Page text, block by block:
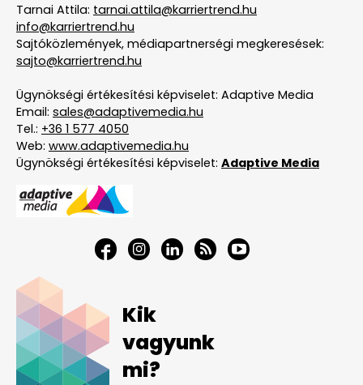
Tarnai Attila: tarnai.attila@karriertrend.hu
info@karriertrend.hu
Sajtóközlemények, médiapartnerségi megkeresések:
sajto@karriertrend.hu
Ügynökségi értékesítési képviselet: Adaptive Media
Email: sales@adaptivemedia.hu
Tel.: +36 1 577 4050
Web: www.adaptivemedia.hu
Ügynökségi értékesítési képviselet: Adaptive Media
Kik
vagyunk
mi?